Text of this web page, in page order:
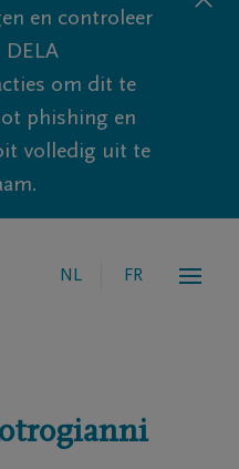
en controleer
om dit te
phishing en
volledig uit te
NL FR